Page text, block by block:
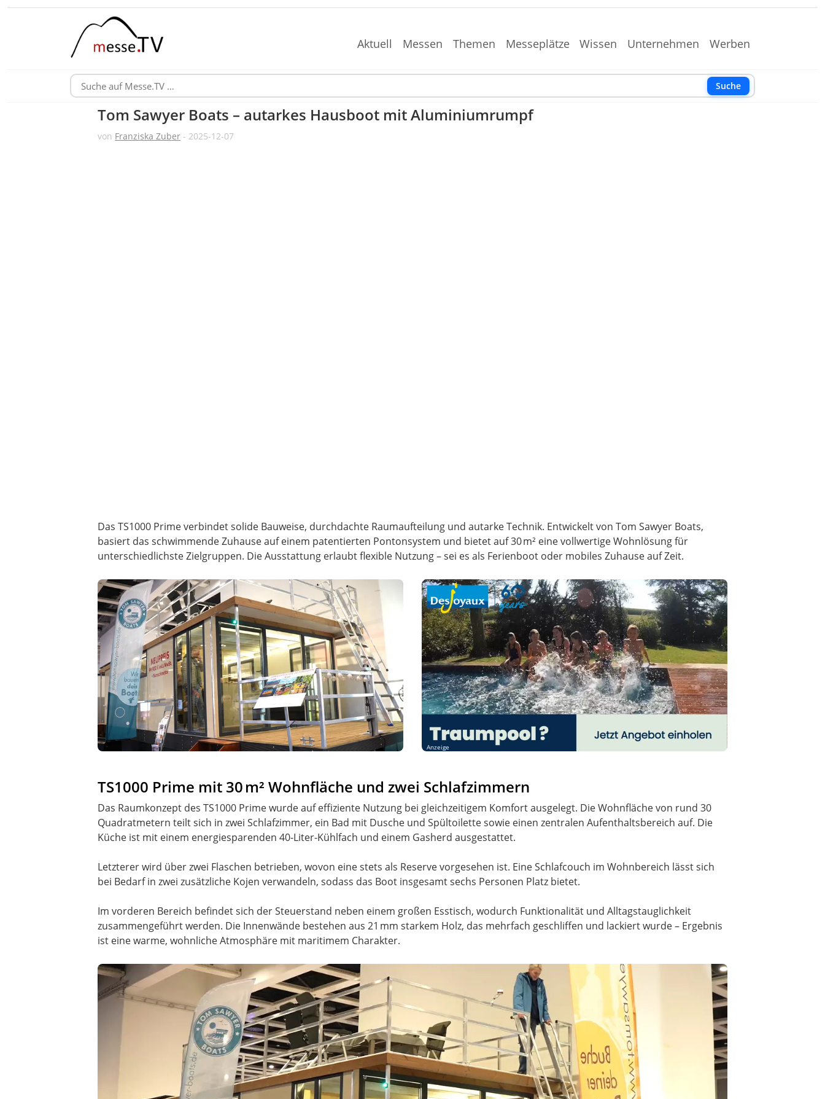
Aktuell Messen Themen Messeplätze Wissen Unternehmen Werben
Suche
Tom Sawyer Boats – autarkes Hausboot mit Aluminiumrumpf
von Franziska Zuber - 2025-12-07
Das TS1000 Prime verbindet solide Bauweise, durchdachte Raumaufteilung und autarke Technik. Entwickelt von Tom Sawyer Boats,
basiert das schwimmende Zuhause auf einem patentierten Pontonsystem und bietet auf 30 m² eine vollwertige Wohnlösung für
unterschiedlichste Zielgruppen. Die Ausstattung erlaubt flexible Nutzung – sei es als Ferienboot oder mobiles Zuhause auf Zeit.
Anzeige
TS1000 Prime mit 30 m² Wohnfläche und zwei Schlafzimmern
Das Raumkonzept des TS1000 Prime wurde auf effiziente Nutzung bei gleichzeitigem Komfort ausgelegt. Die Wohnfläche von rund 30
Quadratmetern teilt sich in zwei Schlafzimmer, ein Bad mit Dusche und Spültoilette sowie einen zentralen Aufenthaltsbereich auf. Die
Küche ist mit einem energiesparenden 40-Liter-Kühlfach und einem Gasherd ausgestattet.
Letzterer wird über zwei Flaschen betrieben, wovon eine stets als Reserve vorgesehen ist. Eine Schlafcouch im Wohnbereich lässt sich
bei Bedarf in zwei zusätzliche Kojen verwandeln, sodass das Boot insgesamt sechs Personen Platz bietet.
Im vorderen Bereich befindet sich der Steuerstand neben einem großen Esstisch, wodurch Funktionalität und Alltagstauglichkeit
zusammengeführt werden. Die Innenwände bestehen aus 21 mm starkem Holz, das mehrfach geschliffen und lackiert wurde – Ergebnis
ist eine warme, wohnliche Atmosphäre mit maritimem Charakter.